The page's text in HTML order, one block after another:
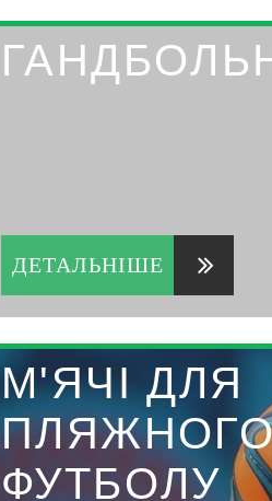
ДЕТАЛЬНІШЕ
М'ЯЧІ ДЛЯ
ФУТБОЛУ